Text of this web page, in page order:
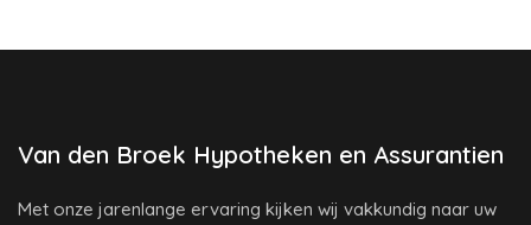
Van den Broek Hypotheken en Assurantien
Met onze jarenlange ervaring kijken wij vakkundig naar uw